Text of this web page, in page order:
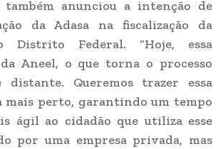
anunciou a intenção de
da Adasa na fiscalização da
Distrito Federal. “Hoje, essa
Aneel, o que torna o processo
distante. Queremos trazer essa
mais perto, garantindo um tempo
ágil ao cidadão que utiliza esse
por uma empresa privada, mas